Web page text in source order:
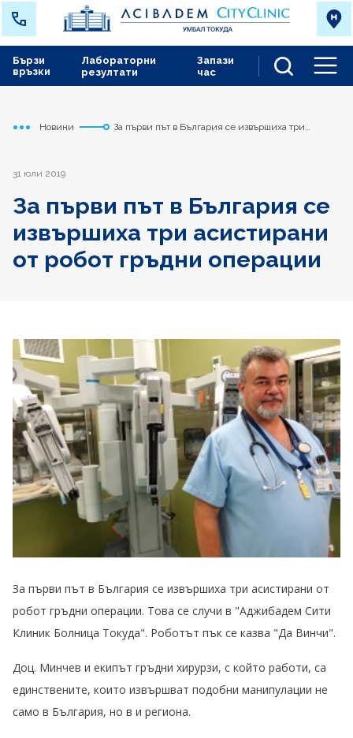
Лабораторни
резултати
Запази
час
Бързи
връзки
Начало
Токуда
Новини
За първи път в България се извършиха три
31 юли 2019
За първи път в България се
извършиха три асистирани
от робот гръдни операции
За първи път в България се извършиха три асистирани от
робот гръдни операции. Това се случи в "Аджибадем Сити
Клиник Болница Токуда". Роботът пък се казва "Да Винчи".
Доц. Минчев и екипът гръдни хирурзи, с който работи, са
единствените, които извършват подобни манипулации не
само в България, но в и региона.